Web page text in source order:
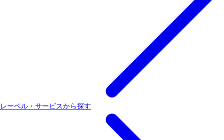
レーベル・サービスから探す